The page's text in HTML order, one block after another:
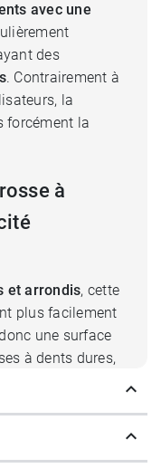
avec une
des
. Contrairement à
la
forcément la
à
et arrondis, cette
plus facilement
une surface
à dents dures,
à atteindre ce
et vont être trop
retrouver